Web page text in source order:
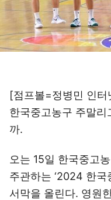
[점프볼=정병민 인
한국중고농구 주말
까.
오는 15일 한국중고
주관하는 ‘2024 한국
서막을 올린다. 영원